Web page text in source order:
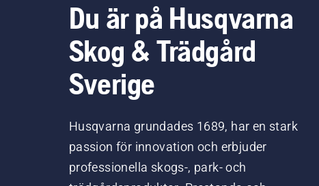
Du är på Husqvarna
Skog & Trädgård
Sverige
Husqvarna grundades 1689, har en stark
passion för innovation och erbjuder
professionella skogs-, park- och